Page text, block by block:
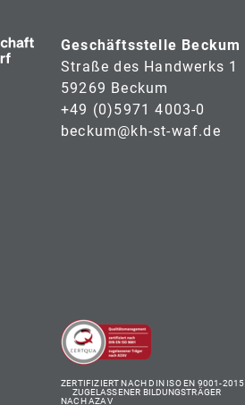
Geschäftsstelle Beckum
Straße des Handwerks 1
59269 Beckum
+49 (0)5971 4003-0
beckum@kh-st-waf.de
ZERTIFIZIERT NACH DIN ISO EN 9001-2015
ZUGELASSENER BILDUNGSTRÄGER
NACH AZAV